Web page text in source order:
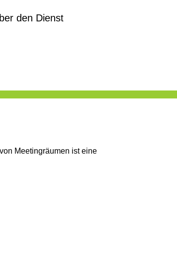
den Dienst
Meetingräumen ist eine